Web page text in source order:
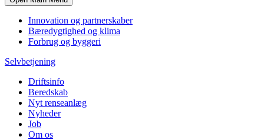
Innovation og partnerskaber
Bæredygtighed og klima
Forbrug og byggeri
Selvbetjening
Driftsinfo
Beredskab
Nyt renseanlæg
Nyheder
Job
Om os